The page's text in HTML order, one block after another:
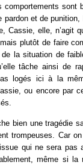
sont
pardon et de
Cassie, elle, n’agit
plutôt de faire
la situation de
tâche ainsi de
logés ici à la
ou encore par
bien une tragédie
trompeuses. Car
qui ne sera pas
même si la